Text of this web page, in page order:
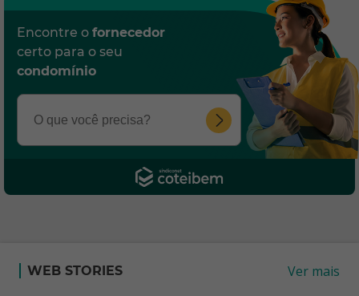
Encontre o fornecedor
certo para o seu
condomínio
WEB STORIES Ver mais